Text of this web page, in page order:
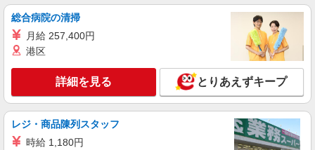
万円支給(規定有) お友達を紹介頂くと, インセンテ
ィブ支給(規定有) ゜・。○。・゜+゜・。○。・゜
+゜
キープ 詳細を見る
派遣社員
人気機種に詳しくなれる携帯販売【au】
月給259200円〜300000円（経験・能力によ
る） ※残業手当別途支給 ※研修期間6か月・時給
1500円〜 ★交通費別途支給（規定あり） ゜
+゜・。○。・゜+゜・。○。・゜+゜ 入社祝い金10
熊本県熊本市中央区の家電量販店
総合病院の清掃
月給 257,400円
港区
詳細を見る とりあえずキープ
レジ・商品陳列スタッフ
時給 1,180円